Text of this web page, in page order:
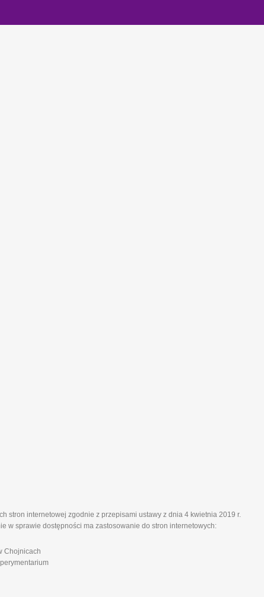
stron internetowej zgodnie z przepisami ustawy z dnia 4 kwietnia 2019 r.
w sprawie dostępności ma zastosowanie do stron internetowych:
Chojnicach